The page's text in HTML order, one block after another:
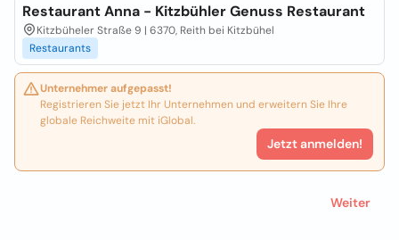
Restaurant Anna - Kitzbühler Genuss Restaurant
Kitzbüheler Straße 9 | 6370, Reith bei Kitzbühel
Restaurants
Unternehmer aufgepasst!
Registrieren Sie jetzt Ihr Unternehmen und erweitern Sie Ihre
globale Reichweite mit iGlobal.
Jetzt anmelden!
Weiter